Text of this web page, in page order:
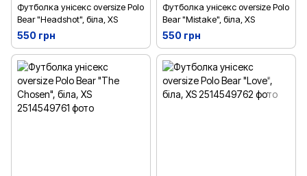
Футболка унісекс oversize Polo
Bear "Headshot", біла, XS
550 грн
Футболка унісекс oversize Polo
Bear "Mistake", біла, XS
550 грн